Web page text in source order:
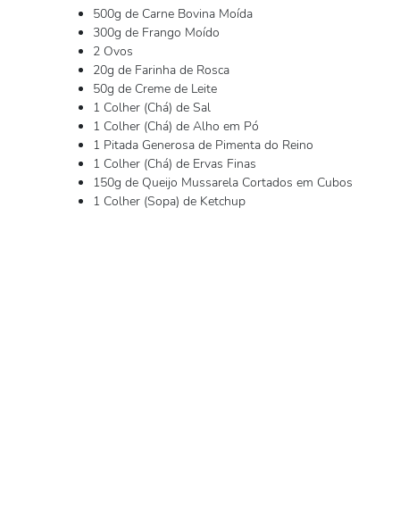
500g de Carne Bovina Moída
300g de Frango Moído
2 Ovos
20g de Farinha de Rosca
50g de Creme de Leite
1 Colher (Chá) de Sal
1 Colher (Chá) de Alho em Pó
1 Pitada Generosa de Pimenta do Reino
1 Colher (Chá) de Ervas Finas
150g de Queijo Mussarela Cortados em Cubos
1 Colher (Sopa) de Ketchup